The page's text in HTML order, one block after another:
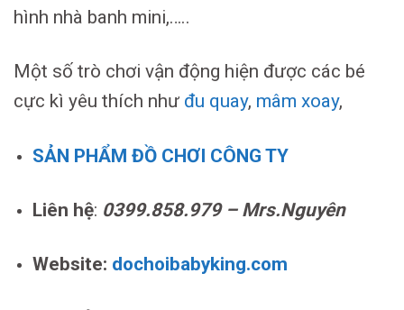
hình nhà banh mini,…..
Một số trò chơi vận động hiện được các bé
cực kì yêu thích như đu quay, mâm xoay,
SẢN PHẨM ĐỒ CHƠI CÔNG TY
Liên hệ: 0399.858.979 – Mrs.Nguyên
Website: dochoibabyking.com